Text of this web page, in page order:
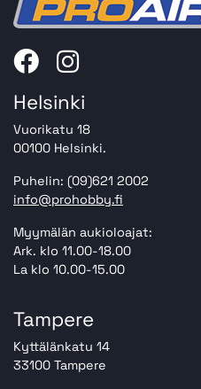
Helsinki
Vuorikatu 18
00100 Helsinki.
Puhelin: (09)621 2002
info@prohobby.fi
Myymälän aukioloajat:
Ark. klo 11.00-18.00
La klo 10.00-15.00
Tampere
Kyttälänkatu 14
33100 Tampere